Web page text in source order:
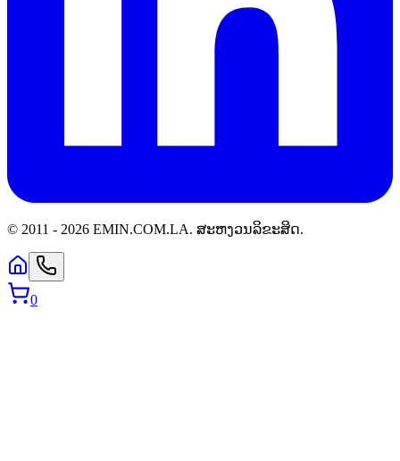
© 2011 - 2026 EMIN.COM.LA. ສະຫງວນລິຂະສິດ.
0